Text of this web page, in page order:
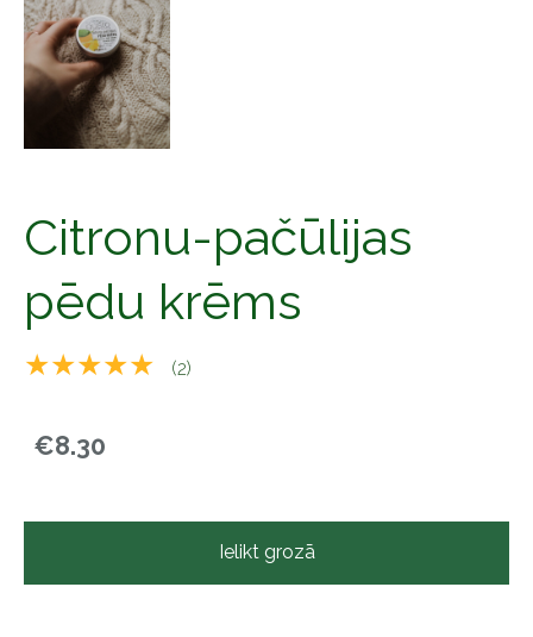
Citronu-pačūlijas
pēdu krēms
★★★★★ (2)
€8.30
Ielikt grozā